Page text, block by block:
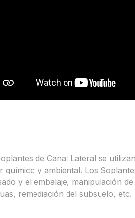
de Canal Lateral se
químico y ambiental. Los
y el embalaje, manipulación
remediación del subsuelo, etc.